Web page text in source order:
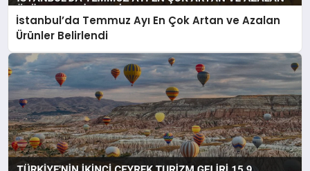
İstanbul’da Temmuz Ayı En Çok Artan ve Azalan
Ürünler Belirlendi